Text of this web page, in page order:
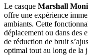
Le casque Marshall
offre une expérience
ambiants. Cette
déplacement ou dans des
de réduction de bruit
optimal tout au long de la